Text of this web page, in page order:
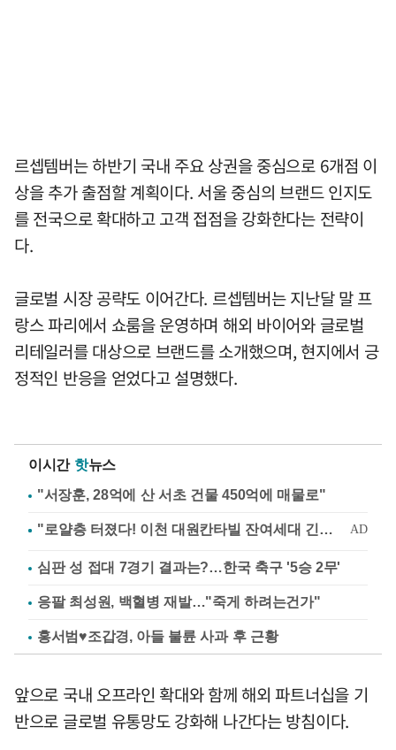
르셉템버는 하반기 국내 주요 상권을 중심으로 6개점 이
상을 추가 출점할 계획이다. 서울 중심의 브랜드 인지도
를 전국으로 확대하고 고객 접점을 강화한다는 전략이
다.
글로벌 시장 공략도 이어간다. 르셉템버는 지난달 말 프
랑스 파리에서 쇼룸을 운영하며 해외 바이어와 글로벌
리테일러를 대상으로 브랜드를 소개했으며, 현지에서 긍
정적인 반응을 얻었다고 설명했다.
이시간 핫뉴스
"서장훈, 28억에 산 서초 건물 450억에 매물로"
심판 성 접대 7경기 결과는?…한국 축구 '5승 2무'
응팔 최성원, 백혈병 재발…"죽게 하려는건가"
홍서범♥조갑경, 아들 불륜 사과 후 근황
앞으로 국내 오프라인 확대와 함께 해외 파트너십을 기
반으로 글로벌 유통망도 강화해 나간다는 방침이다.